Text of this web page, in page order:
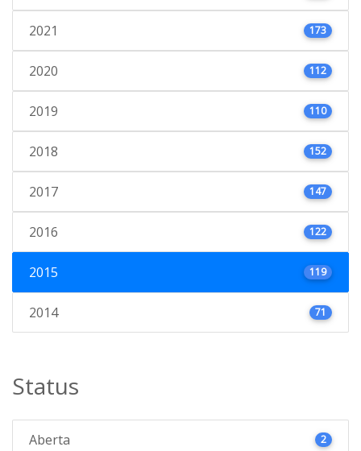
2021 173
2020 112
2019 110
2018 152
2017 147
2016 122
2015 119
2014 71
Status
Aberta 2